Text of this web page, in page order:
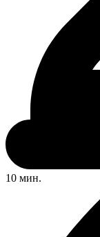
10 мин.